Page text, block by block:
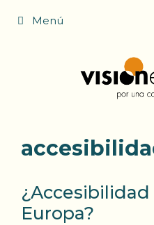
Menú
Europa?